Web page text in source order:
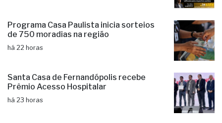
Programa Casa Paulista inicia sorteios
de 750 moradias na região
há 22 horas
Santa Casa de Fernandópolis recebe
Prêmio Acesso Hospitalar
há 23 horas